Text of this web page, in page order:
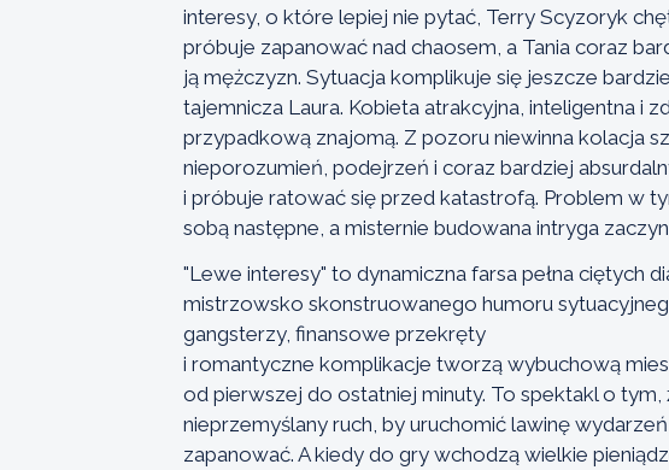
interesy, o które lepiej nie pytać, Terry Scyzoryk
próbuje zapanować nad chaosem, a Tania coraz
ją mężczyzn. Sytuacja komplikuje się jeszcze
tajemnicza Laura. Kobieta atrakcyjna, inteligentna i
przypadkową znajomą. Z pozoru niewinna kolacja
nieporozumień, podejrzeń i coraz bardziej
i próbuje ratować się przed katastrofą. Problem w
sobą następne, a misternie budowana intryga
"Lewe interesy" to dynamiczna farsa pełna ciętych
mistrzowsko skonstruowanego humoru
gangsterzy, finansowe przekręty
i romantyczne komplikacje tworzą wybuchową
od pierwszej do ostatniej minuty. To spektakl o
nieprzemyślany ruch, by uruchomić lawinę
zapanować. A kiedy do gry wchodzą wielkie